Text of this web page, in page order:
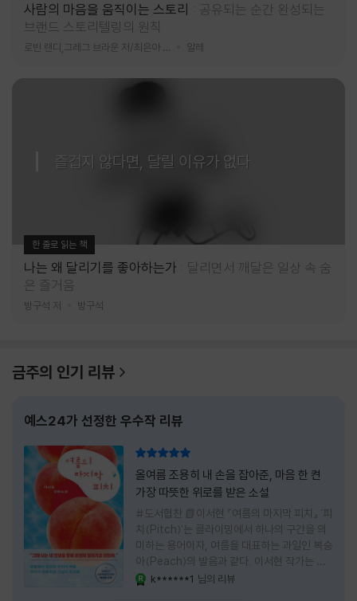
사람의 마음을 움직이는 스토리
공유되는 순간 완성되는
브랜드 스토리텔링의 원칙
알레
즐겁지 않다면, 달릴 이유가 없다
한 줄로 읽는 책
나는 왜 달리기를 좋아하는가
달리면서 깨달은 일상 속 숨
은 즐거움
방구석 저 방구석
금주의 인기 리뷰
예스24가 선정한 우수작 리뷰
올여름 조용히 내 손을 잡아준, 마음 한 켠
가장 따뜻한 위로를 받은 소설
#도서협찬 📗이서현 『여름의 마지막 피치』 '피
치(Pitch)'는 클라이밍에서 하나의 구간을 의
미하는 용어이자, 여름을 대표하는 과일인 복숭
아(Peach)의 발음과 같다. 이서현 작가는 이
중의적인 제목 안에 소설이 전하고 싶은 메시지
k******1 님의 리뷰